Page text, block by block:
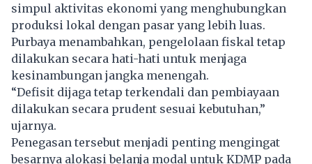
simpul aktivitas ekonomi yang menghubungkan
produksi lokal dengan pasar yang lebih luas.
Purbaya menambahkan, pengelolaan fiskal tetap
dilakukan secara hati-hati untuk menjaga
kesinambungan jangka menengah.
“Defisit dijaga tetap terkendali dan pembiayaan
dilakukan secara prudent sesuai kebutuhan,”
ujarnya.
Penegasan tersebut menjadi penting mengingat
besarnya alokasi belanja modal untuk KDMP pada